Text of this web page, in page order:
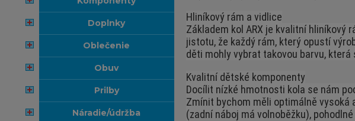
doplnky
oblečenie
obuv
prilby
náradie/údržba
Hliníkový rám a vidlice
Základem kol ARX je kvalitní hliníkový
jistotu, že každý rám, který opustí
děti mohly vybrat takovou barvu, která
Kvalitní dětské komponenty
Docílit nízké hmotnosti kola se nám
Zmínit bychom měli optimálně vysoká
(zadní náboj má volnoběžku),